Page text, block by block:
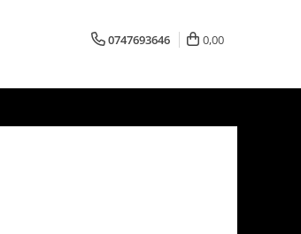
0747693646 0,00